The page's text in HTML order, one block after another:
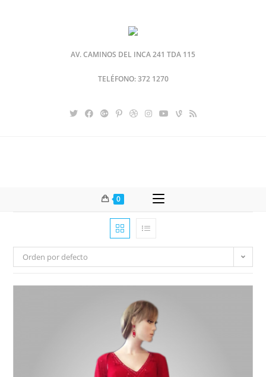
AV. CAMINOS DEL INCA 241 TDA 115
TELÉFONO: 372 1270
0
Orden por defecto